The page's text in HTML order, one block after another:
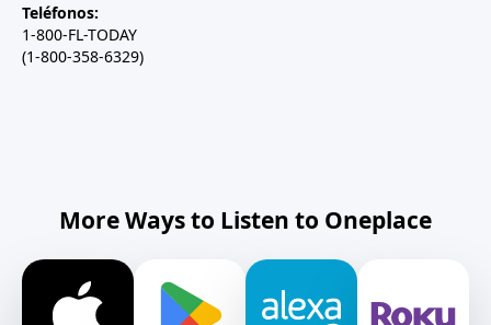
Teléfonos:
1-800-FL-TODAY
(1-800-358-6329)
More Ways to Listen to Oneplace